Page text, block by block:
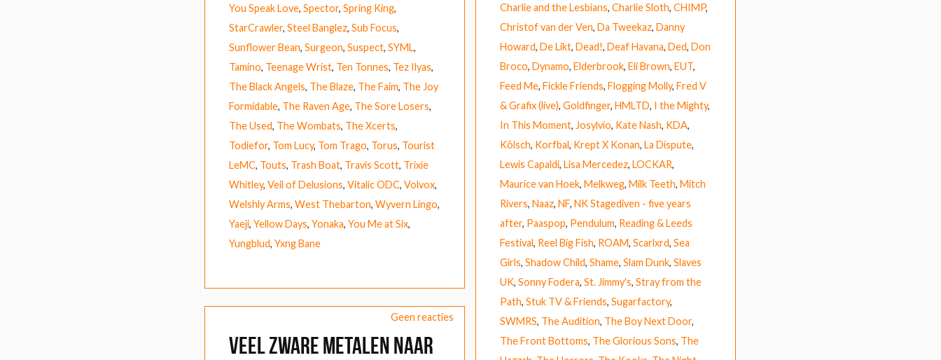
You Speak Love, Spector, Spring King,
StarCrawler, Steel Banglez, Sub Focus,
Sunflower Bean, Surgeon, Suspect, SYML,
Tamino, Teenage Wrist, Ten Tonnes, Tez Ilyas,
The Black Angels, The Blaze, The Faim, The Joy
Formidable, The Raven Age, The Sore Losers,
The Used, The Wombats, The Xcerts,
Todiefor, Tom Lucy, Tom Trago, Torus, Tourist
LeMC, Touts, Trash Boat, Travis Scott, Trixie
Whitley, Veil of Delusions, Vitalic ODC, Volvox,
Welshly Arms, West Thebarton, Wyvern Lingo,
Yaeji, Yellow Days, Yonaka, You Me at Six,
Yungblud, Yxng Bane
Charlie and the Lesbians, Charlie Sloth, CHIMP,
Christof van der Ven, Da Tweekaz, Danny
Howard, De Likt, Dead!, Deaf Havana, Ded, Don
Broco, Dynamo, Elderbrook, Eli Brown, EUT,
Feed Me, Fickle Friends, Flogging Molly, Fred V
& Grafix (live), Goldfinger, HMLTD, I the Mighty,
In This Moment, Josylvio, Kate Nash, KDA,
Kölsch, Korfbal, Krept X Konan, La Dispute,
Lewis Capaldi, Lisa Mercedez, LOCKAR,
Maurice van Hoek, Melkweg, Milk Teeth, Mitch
Rivers, Naaz, NF, NK Stagediven - five years
after, Paaspop, Pendulum, Reading & Leeds
Festival, Reel Big Fish, ROAM, Scarlxrd, Sea
Girls, Shadow Child, Shame, Slam Dunk, Slaves
UK, Sonny Fodera, St. Jimmy's, Stray from the
Path, Stuk TV & Friends, Sugarfactory,
SWMRS, The Audition, The Boy Next Door,
The Front Bottoms, The Glorious Sons, The
Geen reacties
Veel zware metalen naar